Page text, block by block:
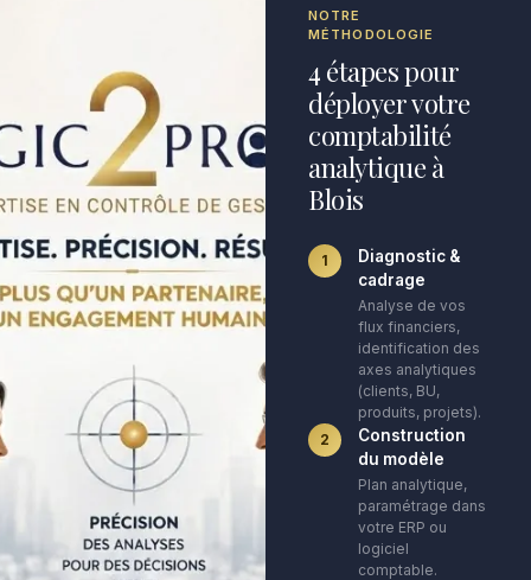
NOTRE
MÉTHODOLOGIE
4 étapes pour
déployer votre
comptabilité
analytique à
Blois
1
Diagnostic &
cadrage
Analyse de vos
flux financiers,
identification des
axes analytiques
(clients, BU,
produits, projets).
2
Construction
du modèle
Plan analytique,
paramétrage dans
votre ERP ou
logiciel
comptable.